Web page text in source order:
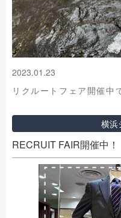
2023.01.23
リクルートフェア開催中
横浜
RECRUIT FAIR開催中！